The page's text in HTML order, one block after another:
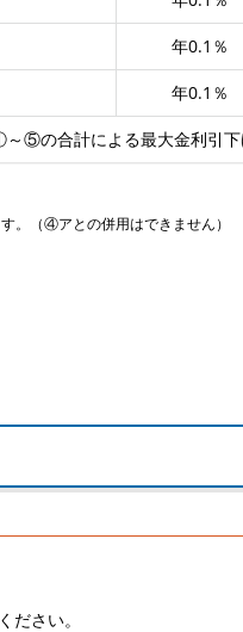
年0.1％
年0.1％
⑤の合計による最大金利引下
。（④アとの併用はできません）
さい。